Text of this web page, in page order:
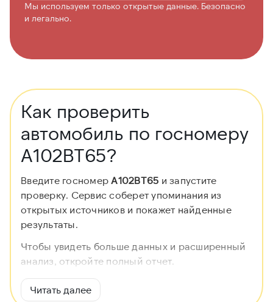
Мы используем только открытые данные. Безопасно
и легально.
Как проверить
автомобиль по госномеру
А102ВТ65?
Введите госномерА102ВТ65 и запустите
проверку. Сервис соберет упоминания из
открытых источников и покажет найденные
результаты.
Чтобы увидеть больше данных и расширенный
анализ, откройте полный отчет.
Читать далее